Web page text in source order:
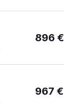
896 €
967 €